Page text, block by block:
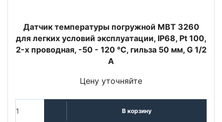
Датчик температуры погружной MBT 3260
для легких условий эксплуатации, IP68, Pt 100,
2-х проводная, -50 - 120 °C, гильза 50 мм, G 1/2
A
Цену уточняйте
В корзину